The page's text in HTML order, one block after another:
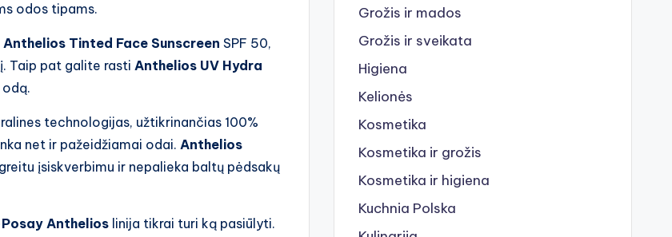
odos tipams.
Tinted Face Sunscreen SPF 50,
Taip pat galite rasti Anthelios UV Hydra
technologijas, užtikrinančias 100%
net ir pažeidžiamai odai. Anthelios
įsiskverbimu ir nepalieka baltų pėdsakų
Anthelios linija tikrai turi ką pasiūlyti.
Grožis ir mados
Grožis ir sveikata
Higiena
Kelionės
Kosmetika
Kosmetika ir grožis
Kosmetika ir higiena
Kuchnia Polska